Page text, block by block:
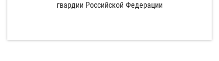
гвардии Российской Федерации